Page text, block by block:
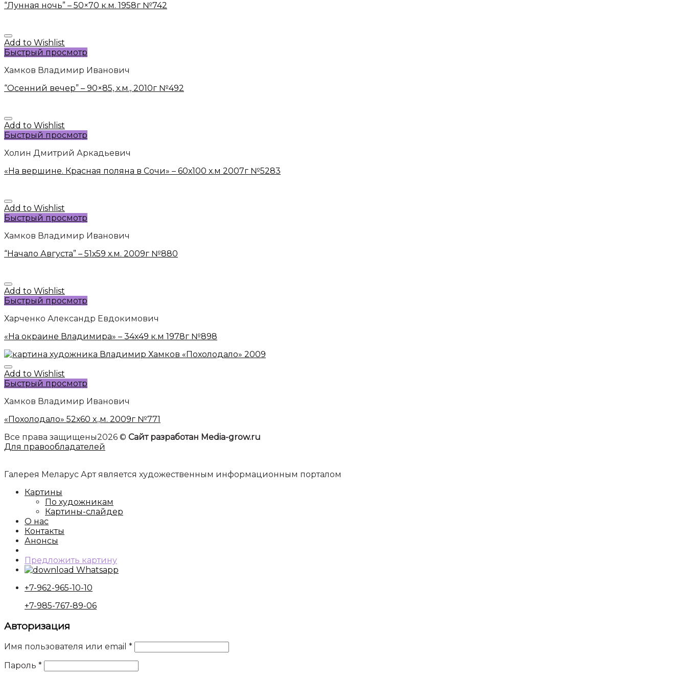
“Лунная ночь” – 50×70 к.м. 1958г №742
Add to Wishlist
Быстрый просмотр
Хамков Владимир Иванович
“Осенний вечер” – 90×85, х.м., 2010г №492
Add to Wishlist
Быстрый просмотр
Холин Дмитрий Аркадьевич
«На вершине. Красная поляна в Сочи» – 60х100 х.м 2007г №5283
Add to Wishlist
Быстрый просмотр
Хамков Владимир Иванович
“Начало Августа” – 51х59 х.м. 2009г №880
Add to Wishlist
Быстрый просмотр
Харченко Александр Евдокимович
«На окраине Владимира» – 34х49 к.м 1978г №898
Add to Wishlist
Быстрый просмотр
Хамков Владимир Иванович
«Похолодало» 52х60 х.,м. 2009г №771
Все права защищены2026 © Сайт разработан Media-grow.ru
Для правообладателей
Галерея Меларус Арт является художественным информационным порталом
Картины
По художникам
Картины-слайдер
О нас
Контакты
Анонсы
Предложить картину
Whatsapp
+7-962-965-10-10
+7-985-767-89-06
Авторизация
Имя пользователя или email *
Пароль *